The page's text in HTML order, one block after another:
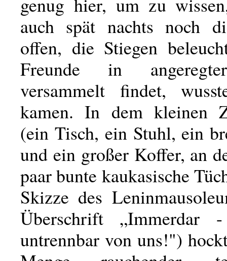
auch spät nachts noch
offen, die Stiegen
Freunde in
versammelt findet,
kamen. In dem kleinen
(ein Tisch, ein Stuhl, ein
und ein großer Koffer, an
paar bunte kaukasische
Skizze des
Überschrift
untrennbar von uns!")